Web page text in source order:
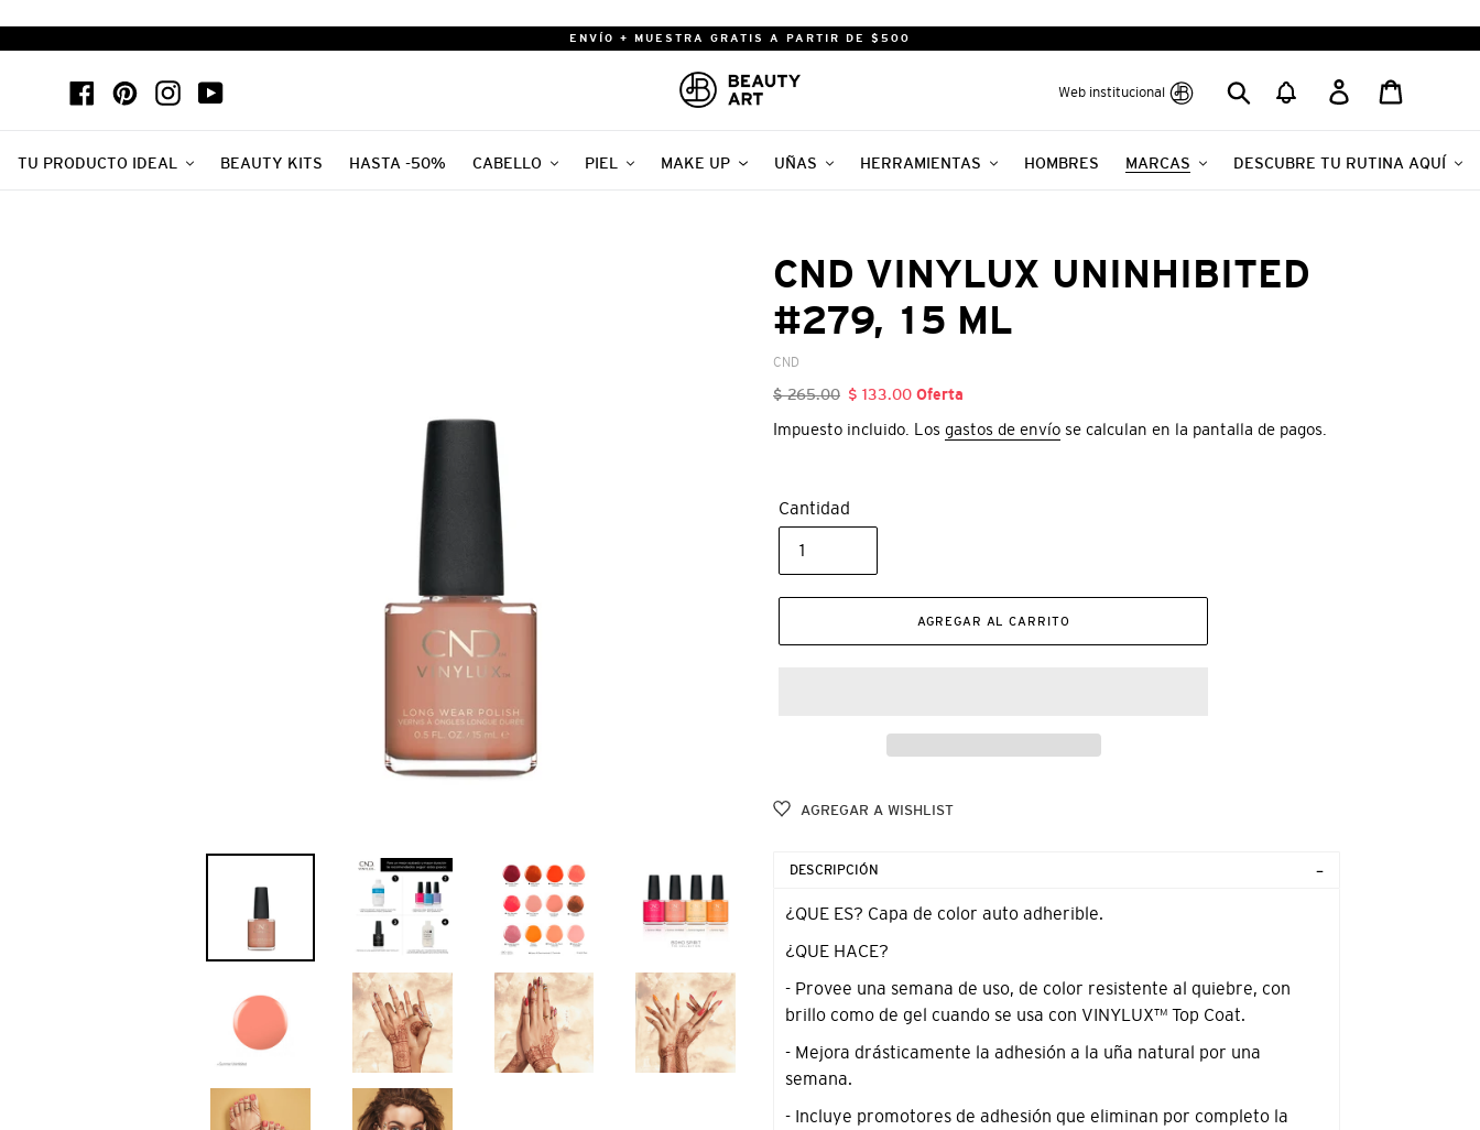
ENVÍO + MUESTRA GRATIS A PARTIR DE $500
FacebookPinterestInstagramYouTube Web institucional Buscar Ingresar
TU PRODUCTO IDEAL BEAUTY KITS HASTA -50% CABELLO PIEL MAKE UP UÑAS HERRAMIENTAS HOMBRES MARCAS DESCUBRE TU RUTINA AQUÍ
CND VINYLUX UNINHIBITED
#279, 15 ML
VENDEDOR
CND
Precio
$ 265.00 Precio
oferta
$ 133.00 Oferta
Impuesto incluido. Los gastos de envío se calculan en la pantalla de pagos.
Cantidad
AGREGAR AL CARRITO
AGREGAR A WISHLIST
carrito
de
compra
DESCRIPCIÓN
¿QUE ES? Capa de color auto adherible.
¿QUE HACE?
- Provee una semana de uso, de color resistente al quiebre, con
brillo como de gel cuando se usa con VINYLUX™ Top Coat.
- Mejora drásticamente la adhesión a la uña natural por una
semana.
- Incluye promotores de adhesión que eliminan por completo la